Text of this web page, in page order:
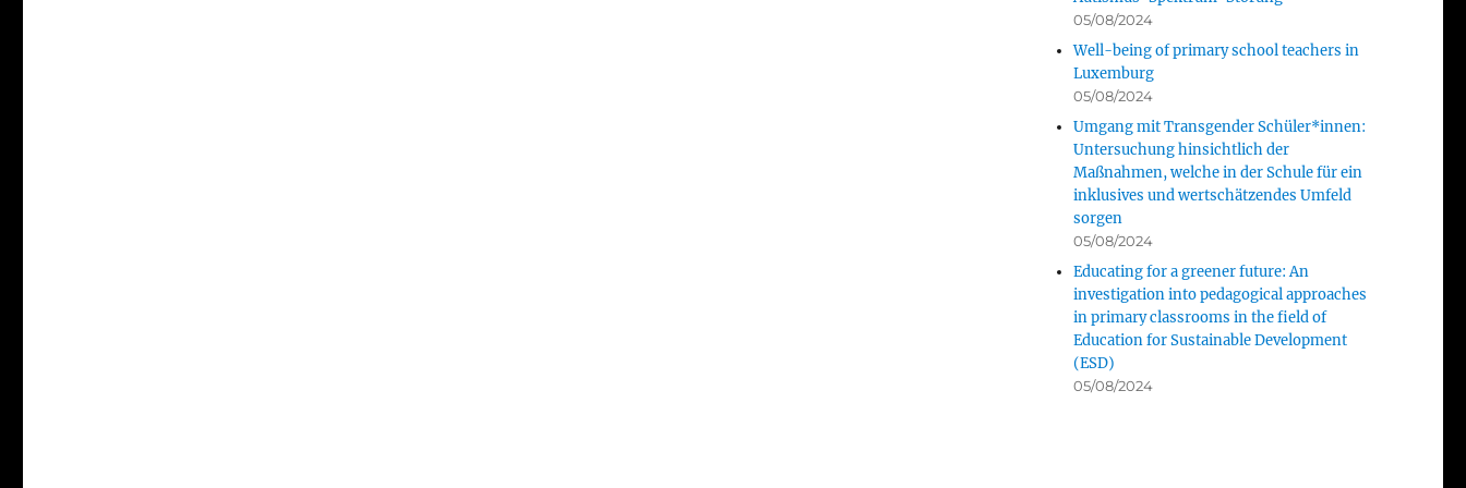
05/08/2024
Well-being of primary school teachers in
Luxemburg
05/08/2024
Umgang mit Transgender Schüler*innen:
Untersuchung hinsichtlich der
Maßnahmen, welche in der Schule für ein
inklusives und wertschätzendes Umfeld
sorgen
05/08/2024
Educating for a greener future: An
investigation into pedagogical approaches
in primary classrooms in the field of
Education for Sustainable Development
(ESD)
05/08/2024